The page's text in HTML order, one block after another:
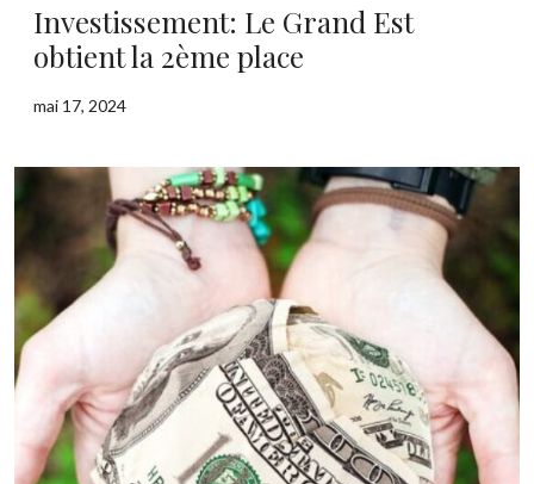
Investissement: Le Grand Est
obtient la 2ème place
mai 17, 2024